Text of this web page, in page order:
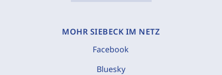
MOHR SIEBECK IM NETZ
Facebook
Bluesky